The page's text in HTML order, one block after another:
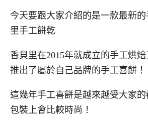
今天要跟大家介紹的是一款最新
里手工餅乾
香貝里在2015年就成立的手工烘
推出了屬於自己品牌的手工喜餅！
這幾年手工喜餅是越來越受大家
包裝上會比較時尚！